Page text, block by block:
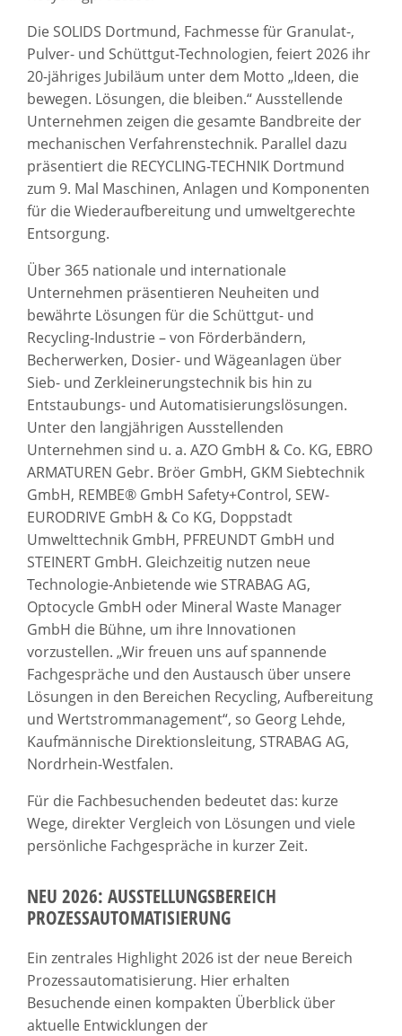
Die SOLIDS Dortmund, Fachmesse für Granulat-,
Pulver- und Schüttgut-Technologien, feiert 2026 ihr
20-jähriges Jubiläum unter dem Motto „Ideen, die
bewegen. Lösungen, die bleiben.“ Ausstellende
Unternehmen zeigen die gesamte Bandbreite der
mechanischen Verfahrenstechnik. Parallel dazu
präsentiert die RECYCLING-TECHNIK Dortmund
zum 9. Mal Maschinen, Anlagen und Komponenten
für die Wiederaufbereitung und umweltgerechte
Entsorgung.
Über 365 nationale und internationale
Unternehmen präsentieren Neuheiten und
bewährte Lösungen für die Schüttgut- und
Recycling-Industrie – von Förderbändern,
Becherwerken, Dosier- und Wägeanlagen über
Sieb- und Zerkleinerungstechnik bis hin zu
Entstaubungs- und Automatisierungslösungen.
Unter den langjährigen Ausstellenden
Unternehmen sind u. a. AZO GmbH & Co. KG, EBRO
ARMATUREN Gebr. Bröer GmbH, GKM Siebtechnik
GmbH, REMBE® GmbH Safety+Control, SEW-
EURODRIVE GmbH & Co KG, Doppstadt
Umwelttechnik GmbH, PFREUNDT GmbH und
STEINERT GmbH. Gleichzeitig nutzen neue
Technologie-Anbietende wie STRABAG AG,
Optocycle GmbH oder Mineral Waste Manager
GmbH die Bühne, um ihre Innovationen
vorzustellen. „Wir freuen uns auf spannende
Fachgespräche und den Austausch über unsere
Lösungen in den Bereichen Recycling, Aufbereitung
und Wertstrommanagement“, so Georg Lehde,
Kaufmännische Direktionsleitung, STRABAG AG,
Nordrhein-Westfalen.
Für die Fachbesuchenden bedeutet das: kurze
Wege, direkter Vergleich von Lösungen und viele
persönliche Fachgespräche in kurzer Zeit.
NEU 2026: AUSSTELLUNGSBEREICH
PROZESSAUTOMATISIERUNG
Ein zentrales Highlight 2026 ist der neue Bereich
Prozessautomatisierung. Hier erhalten
Besuchende einen kompakten Überblick über
aktuelle Entwicklungen der